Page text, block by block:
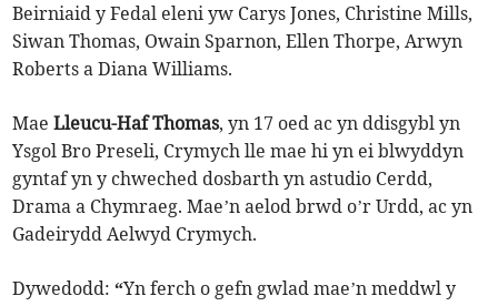
Beirniaid y Fedal eleni yw Carys Jones, Christine Mills,
Siwan Thomas, Owain Sparnon, Ellen Thorpe, Arwyn
Roberts a Diana Williams.
MaeLleucu-Haf Thomas, yn 17 oed ac yn ddisgybl yn
Ysgol Bro Preseli, Crymych lle mae hi yn ei blwyddyn
gyntaf yn y chweched dosbarth yn astudio Cerdd,
Drama a Chymraeg. Mae’n aelod brwd o’r Urdd, ac yn
Gadeirydd Aelwyd Crymych.
Dywedodd: “Yn ferch o gefn gwlad mae’n meddwl y